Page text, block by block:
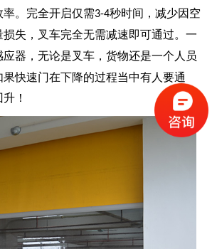
。完全开启仅需3-4秒时间，减少因空
失，叉车完全无需减速即可通过。一
应器，无论是叉车，货物还是一个人员
快速门在下降的过程当中有人要通
升 ！